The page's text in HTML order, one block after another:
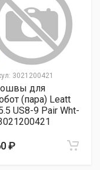
3021200421
для
(пара) Leatt
US8-9 Pair Wht-
₽